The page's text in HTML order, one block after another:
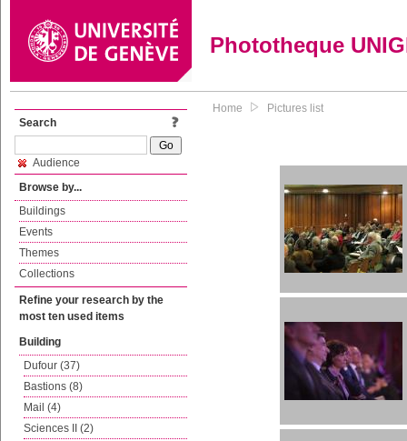
Phototheque
Search
Audience
Browse by...
Buildings
Events
Themes
Collections
Refine your research by the
most ten used items
Building
Dufour (37)
Bastions (8)
Mail (4)
Sciences II (2)
Home Pictures list